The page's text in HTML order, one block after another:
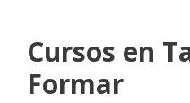
Cursos en
Formar